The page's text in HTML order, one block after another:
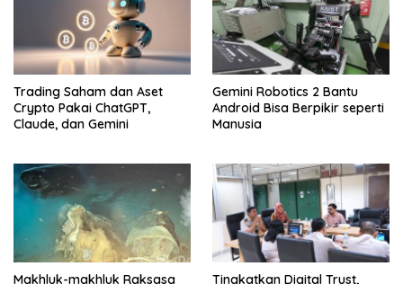
Trading Saham dan Aset
Crypto Pakai ChatGPT,
Claude, dan Gemini
Gemini Robotics 2 Bantu
Android Bisa Berpikir seperti
Manusia
Makhluk-makhluk Raksasa Tingkatkan Digital Trust,